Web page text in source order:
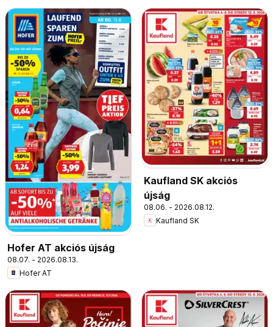
Hofer AT akciós újság
08.07. - 2026.08.13.
Hofer AT
Kaufland SK akciós
újság
08.06. - 2026.08.12.
Kaufland SK